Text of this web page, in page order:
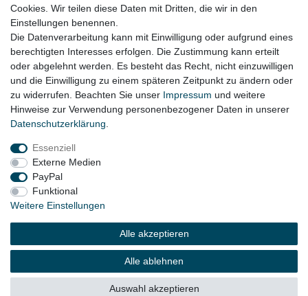
VW EOS Bj. 2006 - 2015
Lieferzeit etwa 1 bis 3 Werktage
Cookies. Wir teilen diese Daten mit Dritten, die wir in den
Einstellungen benennen.
Die Datenverarbeitung kann mit Einwilligung oder aufgrund eines
berechtigten Interesses erfolgen. Die Zustimmung kann erteilt
oder abgelehnt werden. Es besteht das Recht, nicht einzuwilligen
und die Einwilligung zu einem späteren Zeitpunkt zu ändern oder
zu widerrufen. Beachten Sie unser Impressum und weitere
Hinweise zur Verwendung personenbezogener Daten in unserer
Daten­schutz­erklärung
Essenziell
Externe Medien
PayPal
Funktional
Weitere Einstellungen
Alle akzeptieren
Alle ablehnen
Auswahl akzeptieren
Impressum
Widerrufs­recht
© Copyright 2026 | Alle Rechte vorbehalten.